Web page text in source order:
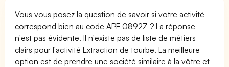
Vous vous posez la question de savoir si votre activité
correspond bien au code APE 0892Z ? La réponse
n'est pas évidente. Il n'existe pas de liste de métiers
clairs pour l'activité Extraction de tourbe. La meilleure
option est de prendre une société similaire à la vôtre et